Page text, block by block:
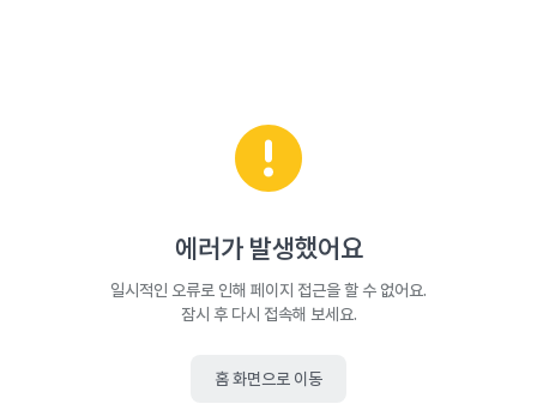
에러가 발생했어요
일시적인 오류로 인해 페이지 접근을 할 수 없어요.
잠시 후 다시 접속해 보세요.
홈 화면으로 이동